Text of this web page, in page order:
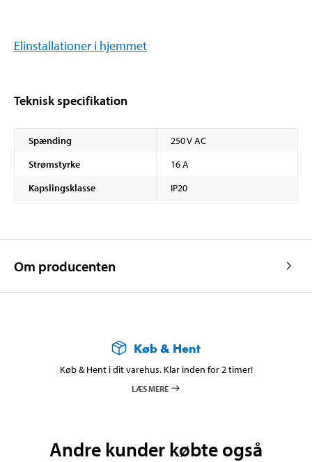
Elinstallationer i hjemmet
Teknisk specifikation
Spænding
250 V AC
Strømstyrke
16 A
Kapslingsklasse
IP20
Om producenten
Køb & Hent
Køb & Hent i dit varehus. Klar inden for 2 timer!
LÆS MERE
Andre kunder købte også